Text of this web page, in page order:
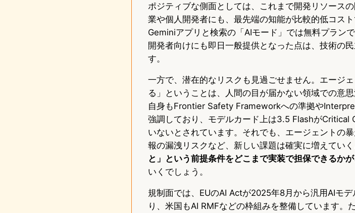
ポジティブな側面としては、これまで開発リソース
業や個人開発者にも、最先端の知能が比較的低コス
Geminiアプリと検索の「AIモード」では無料プラン
開発者向けにも即日一般提供となった点は、技術の
す。
一方で、潜在的なリスクも見過ごせません。エージ
る」ということは、人間の目が届かない領域での意
自身もFrontier Safety Frameworkへの準拠や
強調しており、モデルカード上は3.5 FlashがCritical
いないとされています。それでも、エージェントの
報の漏洩リスクなど、新しい課題は確実に増えていく
と」という前提条件をどこまで実装で担保できるか
いくでしょう。
規制面では、EUのAI Actが2025年8月から汎用AIモ
り、米国もAI RMFなどの枠組みを整備しています。